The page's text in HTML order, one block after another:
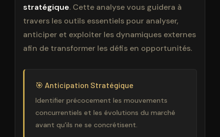
stratégique. Cette analyse vous guidera à
travers les outils essentiels pour analyser,
anticiper et exploiter les dynamiques externes
afin de transformer les défis en opportunités.
🎯 Anticipation Stratégique
Identifier précocement les mouvements
concurrentiels et les évolutions du marché
avant qu'ils ne se concrétisent.